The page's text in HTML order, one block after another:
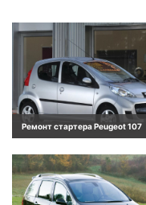
Ремонт стартера Peugeot 107